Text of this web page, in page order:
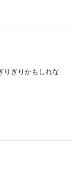
りぎりかもしれな